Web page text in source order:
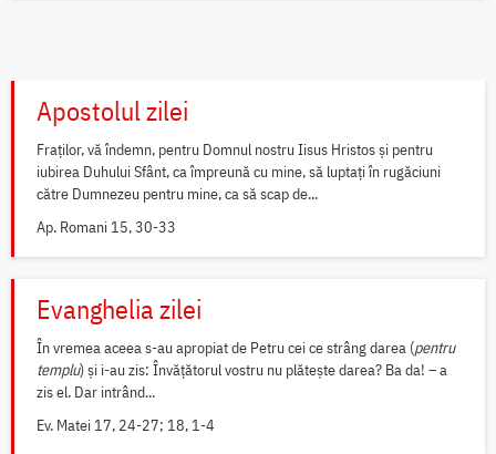
Apostolul zilei
Fraților, vă îndemn, pentru Domnul nostru Iisus Hristos și pentru
iubirea Duhului Sfânt, ca împreună cu mine, să luptați în rugăciuni
către Dumnezeu pentru mine, ca să scap de...
Ap. Romani 15, 30-33
Evanghelia zilei
În vremea aceea s-au apropiat de Petru cei ce strâng darea (pentru
templu) și i-au zis: Învățătorul vostru nu plătește darea? Ba da! – a
zis el. Dar intrând...
Ev. Matei 17, 24-27; 18, 1-4